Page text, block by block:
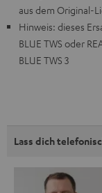
aus dem Original-
Hinweis: dieses
BLUE TWS oder
BLUE TWS 3
Lass dich